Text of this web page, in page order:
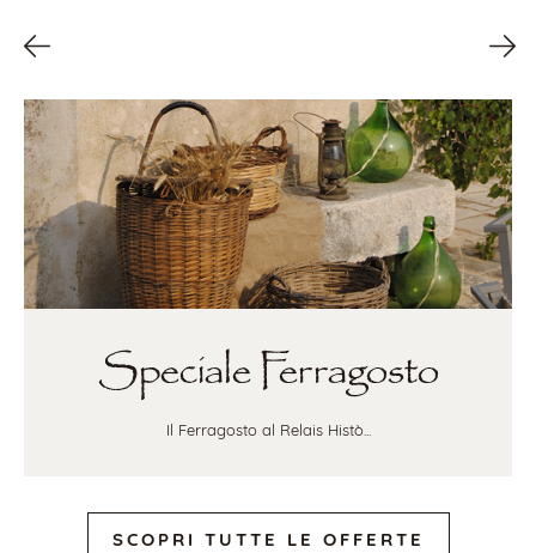
Speciale Ferragosto
Il Ferragosto al Relais Histò...
SCOPRI TUTTE LE OFFERTE